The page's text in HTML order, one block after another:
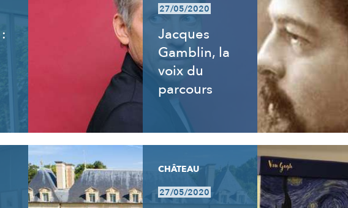
27/05/2020
Jacques
Gamblin, la
voix du
parcours
CHÂTEAU
27/05/2020